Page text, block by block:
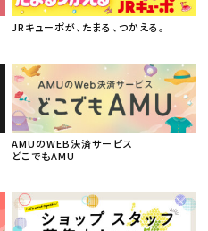
JRキューポが、たまる、つかえる。
AMUのWEB決済サービス
どこでもAMU